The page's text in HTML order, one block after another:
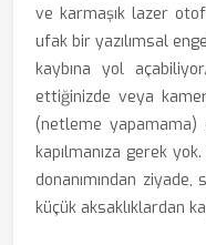
ve karmaşık lazer
ufak bir yazılımsal
kaybına yol
ettiğinizde veya
(netleme yapamama)
kapılmanıza gerek
donanımından
küçük aksaklıklardan